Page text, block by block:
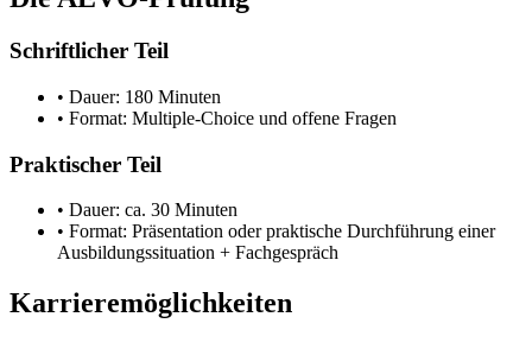
Schriftlicher Teil
• Dauer: 180 Minuten
• Format: Multiple-Choice und offene Fragen
Praktischer Teil
• Dauer: ca. 30 Minuten
• Format: Präsentation oder praktische Durchführung einer
Ausbildungssituation + Fachgespräch
Karrieremöglichkeiten